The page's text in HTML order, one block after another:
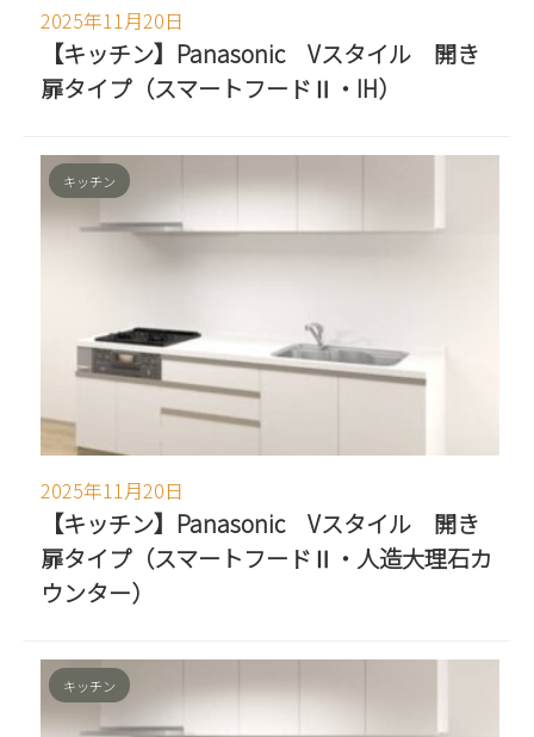
2025年11月20日
【キッチン】Panasonic Vスタイル 開き
扉タイプ（スマートフードⅡ・IH）
キッチン
2025年11月20日
【キッチン】Panasonic Vスタイル 開き
扉タイプ（スマートフードⅡ・人造大理石カ
ウンター）
キッチン